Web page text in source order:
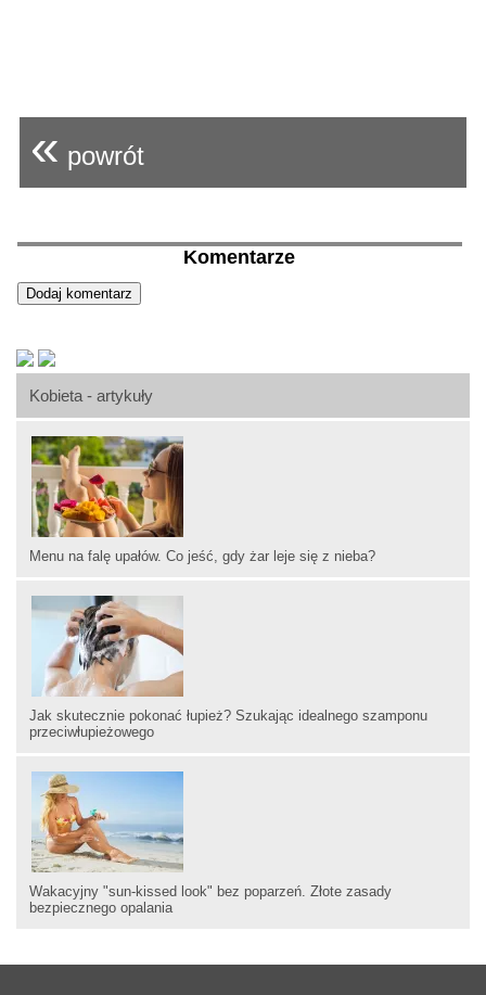
Kobieta - artykuły
Menu na falę upałów. Co jeść, gdy żar leje się z nieba?
Jak skutecznie pokonać łupież? Szukając idealnego szamponu
przeciwłupieżowego
Wakacyjny "sun-kissed look" bez poparzeń. Złote zasady
bezpiecznego opalania
« powrót
Komentarze